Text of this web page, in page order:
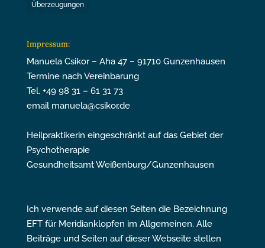
Überzeugungen
Impressum:
Manuela Csikor – Aha 47 – 91710 Gunzenhausen
Termine nach Vereinbarung
Tel. +49 98 31 – 61 31 73
email manuela@csikor.de
Heilpraktikerin eingeschränkt auf das Gebiet der
Psychotherapie
Gesundheitsamt Weißenburg/Gunzenhausen
Ich verwende auf diesen Seiten die Bezeichnung
EFT für Meridianklopfen im Allgemeinen. Alle
Beiträge und Seiten auf dieser Webseite stellen